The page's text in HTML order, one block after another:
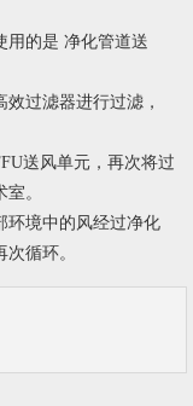
用的是 净化管道送
过滤器进行过滤，
送风单元，再次将过
。
环境中的风经过净化
循环。